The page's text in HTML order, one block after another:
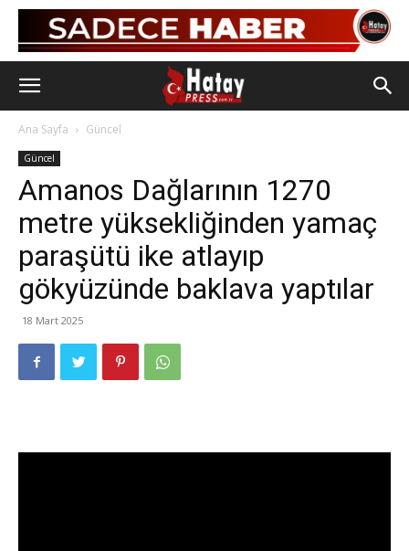
Ana Sayfa Güncel
Güncel
Amanos Dağlarının 1270
metre yüksekliğinden yamaç
paraşütü ike atlayıp
gökyüzünde baklava yaptılar
18 Mart 2025